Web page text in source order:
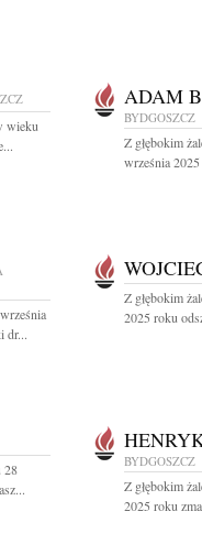
wieku
ADAM
BYDGOSZCZ
Z głębokim
września
dr...
Z głębokim
2025 roku
28
BYDGOSZCZ
Z głębokim
2025 roku